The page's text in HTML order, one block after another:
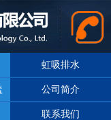
虹吸排水
公司简介
联系我们